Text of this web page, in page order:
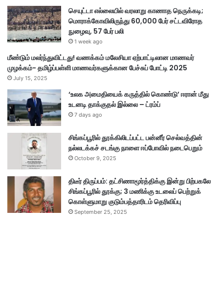
செயுட்டா எல்லையில் வரலாறு காணாத நெருக்கடி;
மொராக்கோவிலிருந்து 60,000 பேர் சட்டவிரோத
நுழைவு, 57 பேர் பலி
1 week ago
மீண்டும் மலர்ந்துவிட்டது! வணக்கம் மலேசியா ஏற்பாட்டிலான மாணவர்
முழக்கம்- தமிழ்ப்பள்ளி மாணவர்களுக்கான பேச்சுப் போட்டி 2025
July 15, 2025
‘உலக அமைதியைக் கருத்தில் கொண்டு’ ஈரான் மீது
உடனடி தாக்குதல் இல்லை – ட்ரம்ப்
7 days ago
சிங்கப்பூரில் தூக்கிலிடப்பட்ட பன்னீர் செல்வத்தின்
நல்லடக்கச் சடங்கு நாளை ஈப்போவில் நடைபெறும்
October 9, 2025
திடீர் திருப்பம்: தட்சிணாமூர்த்திக்கு இன்று பிற்பகலே
சிங்கப்பூரில் தூக்கு; 3 மணிக்கு உடலைப் பெற்றுக்
கொள்ளுமாறு குடும்பத்தாரிடம் தெரிவிப்பு
September 25, 2025